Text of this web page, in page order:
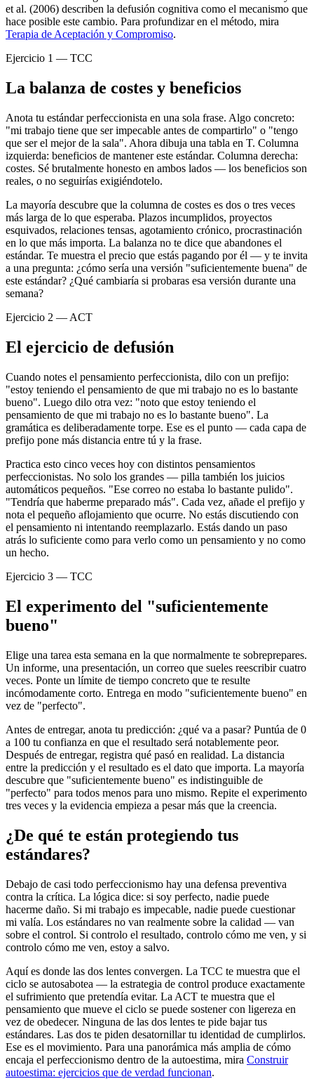
et al. (2006) describen la defusión cognitiva como el mecanismo que
hace posible este cambio. Para profundizar en el método, mira
Terapia de Aceptación y Compromiso.
Ejercicio 1 — TCC
La balanza de costes y beneficios
Anota tu estándar perfeccionista en una sola frase. Algo concreto:
"mi trabajo tiene que ser impecable antes de compartirlo" o "tengo
que ser el mejor de la sala". Ahora dibuja una tabla en T. Columna
izquierda: beneficios de mantener este estándar. Columna derecha:
costes. Sé brutalmente honesto en ambos lados — los beneficios son
reales, o no seguirías exigiéndotelo.
La mayoría descubre que la columna de costes es dos o tres veces
más larga de lo que esperaba. Plazos incumplidos, proyectos
esquivados, relaciones tensas, agotamiento crónico, procrastinación
en lo que más importa. La balanza no te dice que abandones el
estándar. Te muestra el precio que estás pagando por él — y te invita
a una pregunta: ¿cómo sería una versión "suficientemente buena" de
este estándar? ¿Qué cambiaría si probaras esa versión durante una
semana?
Ejercicio 2 — ACT
El ejercicio de defusión
Cuando notes el pensamiento perfeccionista, dilo con un prefijo:
"estoy teniendo el pensamiento de que mi trabajo no es lo bastante
bueno". Luego dilo otra vez: "noto que estoy teniendo el
pensamiento de que mi trabajo no es lo bastante bueno". La
gramática es deliberadamente torpe. Ese es el punto — cada capa de
prefijo pone más distancia entre tú y la frase.
Practica esto cinco veces hoy con distintos pensamientos
perfeccionistas. No solo los grandes — pilla también los juicios
automáticos pequeños. "Ese correo no estaba lo bastante pulido".
"Tendría que haberme preparado más". Cada vez, añade el prefijo y
nota el pequeño aflojamiento que ocurre. No estás discutiendo con
el pensamiento ni intentando reemplazarlo. Estás dando un paso
atrás lo suficiente como para verlo como un pensamiento y no como
un hecho.
Ejercicio 3 — TCC
El experimento del "suficientemente
bueno"
Elige una tarea esta semana en la que normalmente te sobreprepares.
Un informe, una presentación, un correo que sueles reescribir cuatro
veces. Ponte un límite de tiempo concreto que te resulte
incómodamente corto. Entrega en modo "suficientemente bueno" en
vez de "perfecto".
Antes de entregar, anota tu predicción: ¿qué va a pasar? Puntúa de 0
a 100 tu confianza en que el resultado será notablemente peor.
Después de entregar, registra qué pasó en realidad. La distancia
entre la predicción y el resultado es el dato que importa. La mayoría
descubre que "suficientemente bueno" es indistinguible de
"perfecto" para todos menos para uno mismo. Repite el experimento
tres veces y la evidencia empieza a pesar más que la creencia.
¿De qué te están protegiendo tus
estándares?
Debajo de casi todo perfeccionismo hay una defensa preventiva
contra la crítica. La lógica dice: si soy perfecto, nadie puede
hacerme daño. Si mi trabajo es impecable, nadie puede cuestionar
mi valía. Los estándares no van realmente sobre la calidad — van
sobre el control. Si controlo el resultado, controlo cómo me ven, y si
controlo cómo me ven, estoy a salvo.
Aquí es donde las dos lentes convergen. La TCC te muestra que el
ciclo se autosabotea — la estrategia de control produce exactamente
el sufrimiento que pretendía evitar. La ACT te muestra que el
pensamiento que mueve el ciclo se puede sostener con ligereza en
vez de obedecer. Ninguna de las dos lentes te pide bajar tus
estándares. Las dos te piden desatornillar tu identidad de cumplirlos.
Ese es el movimiento. Para una panorámica más amplia de cómo
encaja el perfeccionismo dentro de la autoestima, mira Construir
autoestima: ejercicios que de verdad funcionan.